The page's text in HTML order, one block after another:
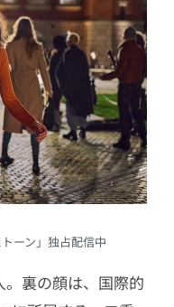
ーン」独占配信中
裏の顔は、国際的